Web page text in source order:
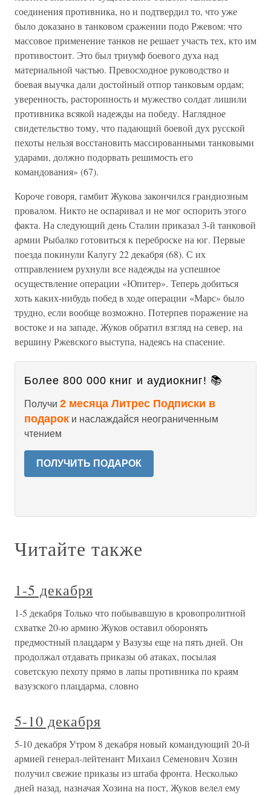
соединения противника, но и подтвердил то, что уже
было доказано в танковом сражении подо Ржевом: что
массовое применение танков не решает участь тех, кто им
противостоит. Это был триумф боевого духа над
материальной частью. Превосходное руководство и
боевая выучка дали достойный отпор танковым ордам;
уверенность, расторопность и мужество солдат лишили
противника всякой надежды на победу. Наглядное
свидетельство тому, что падающий боевой дух русской
пехоты нельзя восстановить массированными танковыми
ударами, должно подорвать решимость его
командования» (67).
Короче говоря, гамбит Жукова закончился грандиозным
провалом. Никто не оспаривал и не мог оспорить этого
факта. На следующий день Сталин приказал 3-й танковой
армии Рыбалко готовиться к переброске на юг. Первые
поезда покинули Калугу 22 декабря (68). С их
отправлением рухнули все надежды на успешное
осуществление операции «Юпитер». Теперь добиться
хоть каких-нибудь побед в ходе операции «Марс» было
трудно, если вообще возможно. Потерпев поражение на
востоке и на западе, Жуков обратил взгляд на север, на
вершину Ржевского выступа, надеясь на спасение.
Более 800 000 книг и аудиокниг! 📚
Получи 2 месяца Литрес Подписки в
подарок и наслаждайся неограниченным
чтением
ПОЛУЧИТЬ ПОДАРОК
Читайте также
1-5 декабря
1-5 декабря Только что побывавшую в кровопролитной
схватке 20-ю армию Жуков оставил оборонять
предмостный плацдарм у Вазузы еще на пять дней. Он
продолжал отдавать приказы об атаках, посылая
советскую пехоту прямо в лапы противника по краям
вазузского плацдарма, словно
5-10 декабря
5-10 декабря Утром 8 декабря новый командующий 20-й
армией генерал-лейтенант Михаил Семенович Хозин
получил свежие приказы из штаба фронта. Несколько
дней назад, назначая Хозина на пост, Жуков велел ему